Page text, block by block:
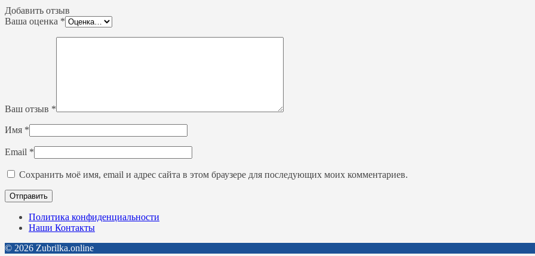
Добавить отзыв
Ваша оценка *
Ваш отзыв *
Имя *
Email *
Сохранить моё имя, email и адрес сайта в этом браузере для последующих моих комментариев.
Политика конфиденциальности
Наши Контакты
© 2026 Zubrilka.online